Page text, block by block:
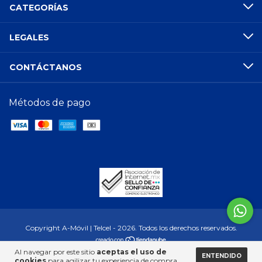
Al navegar por este sitio aceptas el uso de
ENTENDIDO
CATEGORÍAS
LEGALES
CONTÁCTANOS
Métodos de pago
Copyright A-Móvil | Telcel - 2026. Todos los derechos reservados.